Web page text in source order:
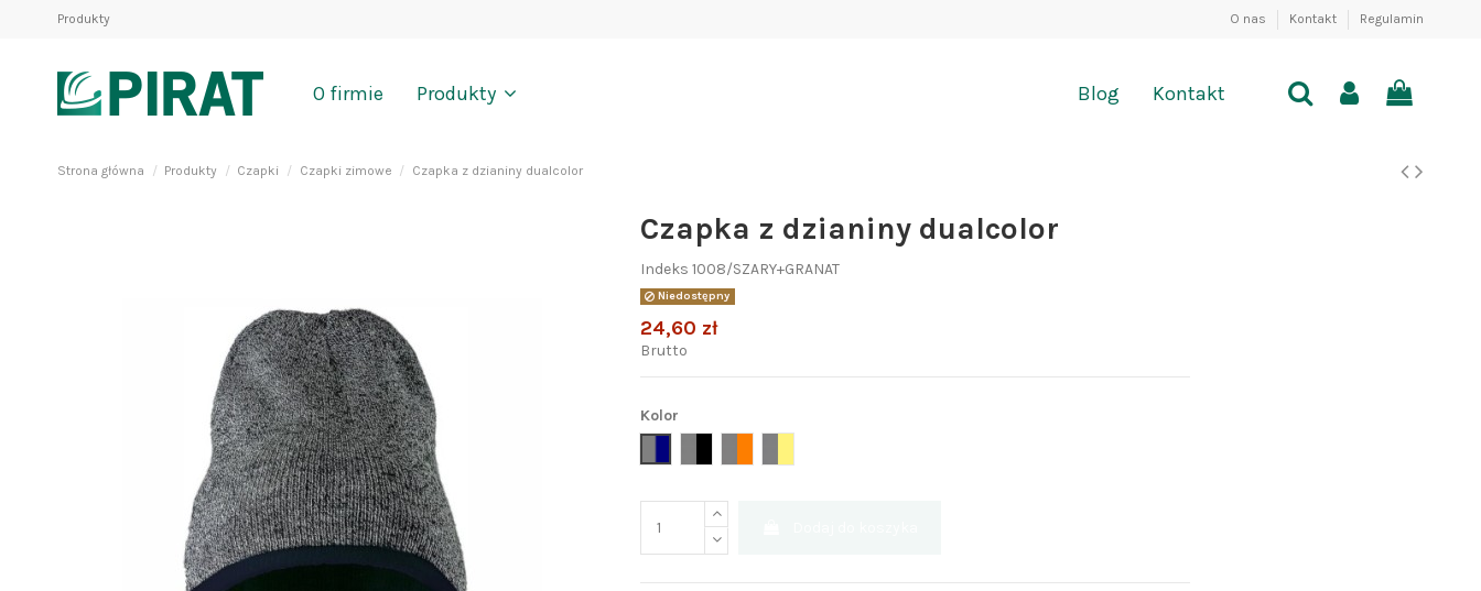
Produkty O nas Kontakt Regulamin
O firmie Produkty Kontakt
Blog
Strona główna Produkty Czapki Czapki zimowe Czapka z dzianiny dualcolor
Czapka z dzianiny dualcolor
Indeks 1008/SZARY+GRANAT
Niedostępny
24,60 zł
Brutto
Kolor